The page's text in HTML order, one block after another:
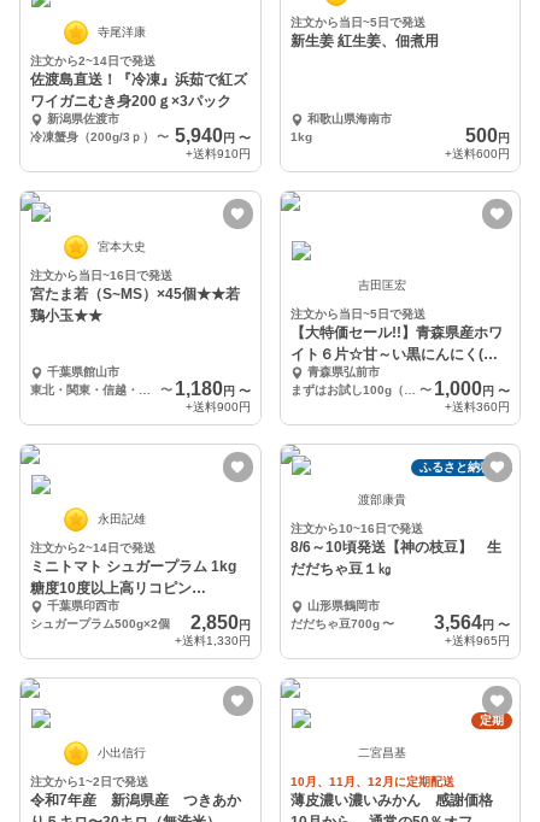
寺尾洋康
注文から2~14日で発送
佐渡島直送！『冷凍』浜茹で紅ズ
ワイガニむき身200ｇ×3パック
新潟県佐渡市
冷凍蟹身（200g/3ｐ）
〜 5,940円 〜
+送料910円
注文から当日~5日で発送
新生姜 紅生姜、佃煮用
和歌山県海南市
1kg
500円
+送料600円
宮本大史
注文から当日~16日で発送
宮たま若（S~MS）×45個★★若
鶏小玉★★
千葉県館山市
〜 1,180円 〜
+送料900円
吉田匡宏
注文から当日~5日で発送
【大特価セール!!】青森県産ホワ
イト６片☆甘～い黒にんにく(バ
ラ)【数量限定】
青森県弘前市
〜 1,000円 〜
+送料360円
永田記雄
注文から2~14日で発送
ミニトマト シュガープラム 1kg
糖度10度以上高リコピン
(300003)
千葉県印西市
シュガープラム500g×2個
2,850円
+送料1,330円
ふるさと納税可
渡部康貴
注文から10~16日で発送
8/6～10頃発送【神の枝豆】 生
だだちゃ豆１㎏
山形県鶴岡市
だだちゃ豆700g 〜 3,564円 〜
+送料965円
小出信行
注文から1~2日で発送
令和7年産 新潟県産 つきあか
定期
二宮昌基
10月、11月、12月に定期配送
薄皮濃い濃いみかん 感謝価格